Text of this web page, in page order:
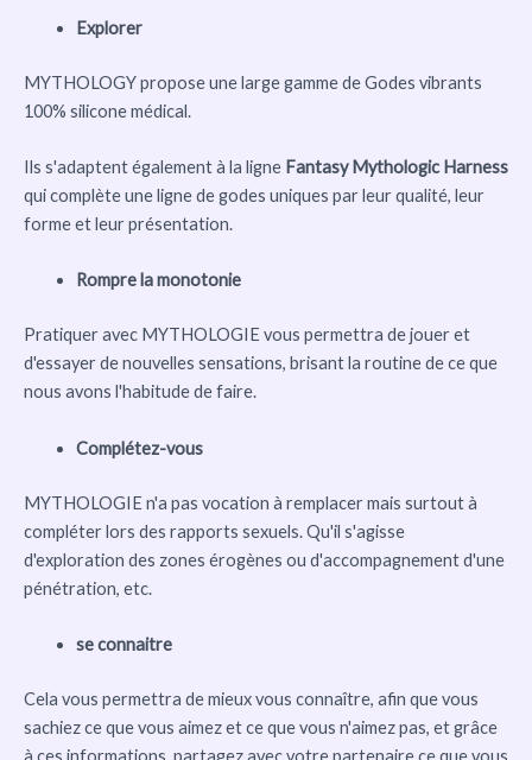
Explorer
MYTHOLOGY propose une large gamme de Godes vibrants
100% silicone médical.
Ils s'adaptent également à la ligne Fantasy Mythologic Harness
qui complète une ligne de godes uniques par leur qualité, leur
forme et leur présentation.
Rompre la monotonie
Pratiquer avec MYTHOLOGIE vous permettra de jouer et
d'essayer de nouvelles sensations, brisant la routine de ce que
nous avons l'habitude de faire.
Complétez-vous
MYTHOLOGIE n'a pas vocation à remplacer mais surtout à
compléter lors des rapports sexuels. Qu'il s'agisse
d'exploration des zones érogènes ou d'accompagnement d'une
pénétration, etc.
se connaitre
Cela vous permettra de mieux vous connaître, afin que vous
sachiez ce que vous aimez et ce que vous n'aimez pas, et grâce
à ces informations, partagez avec votre partenaire ce que vous